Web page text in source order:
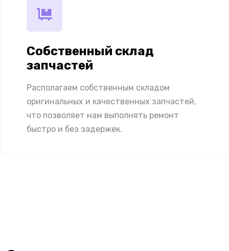
Собственный склад
запчастей
Располагаем собственным складом
оригинальных и качественных запчастей,
что позволяет нам выполнять ремонт
быстро и без задержек.